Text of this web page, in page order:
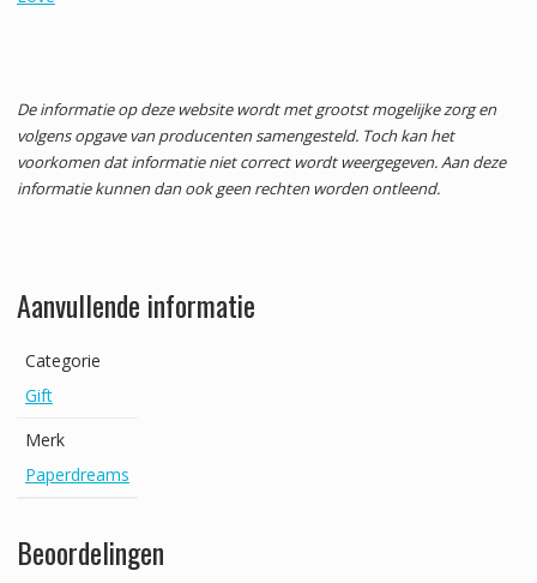
De informatie op deze website wordt met grootst mogelijke zorg en
volgens opgave van producenten samengesteld. Toch kan het
voorkomen dat informatie niet correct wordt weergegeven. Aan deze
informatie kunnen dan ook geen rechten worden ontleend.
Aanvullende informatie
Categorie
Gift
Merk
Paperdreams
Beoordelingen